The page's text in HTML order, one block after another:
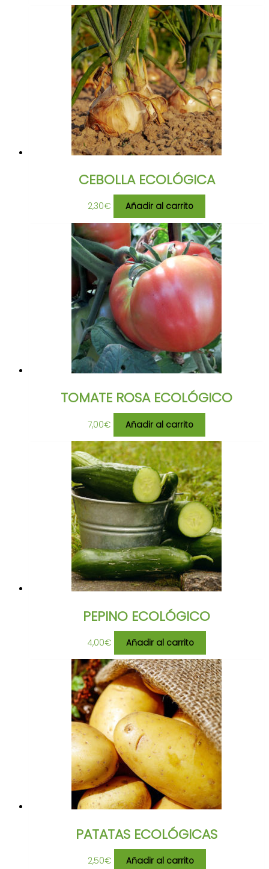
CEBOLLA ECOLÓGICA
2,30€ Añadir al carrito
TOMATE ROSA ECOLÓGICO
7,00€ Añadir al carrito
PEPINO ECOLÓGICO
4,00€ Añadir al carrito
PATATAS ECOLÓGICAS
2,50€ Añadir al carrito